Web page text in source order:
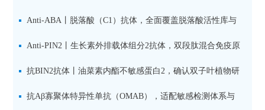
键抑制因子
Anti-ABA丨脱落酸（C1）抗体，全面覆盖脱落酸活性库与
储存库
Anti-PIN2丨生长素外排载体组分2抗体，双段肽混合免疫原
设计方案
抗BIN2抗体丨油菜素内酯不敏感蛋白2，确认双子叶植物研
究数据特异性
抗Aβ寡聚体特异性单抗（OMAB），适配敏感检测体系与